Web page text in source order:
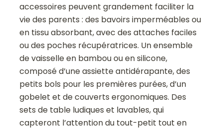
accessoires peuvent grandement faciliter la
vie des parents : des bavoirs imperméables ou
en tissu absorbant, avec des attaches faciles
ou des poches récupératrices. Un ensemble
de vaisselle en bambou ou en silicone,
composé d’une assiette antidérapante, des
petits bols pour les premières purées, d’un
gobelet et de couverts ergonomiques. Des
sets de table ludiques et lavables, qui
capteront l’attention du tout-petit tout en